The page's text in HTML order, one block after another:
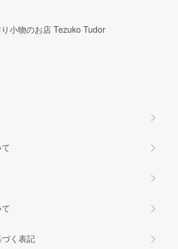
小物のお店 Tezuko Tudor
く表記